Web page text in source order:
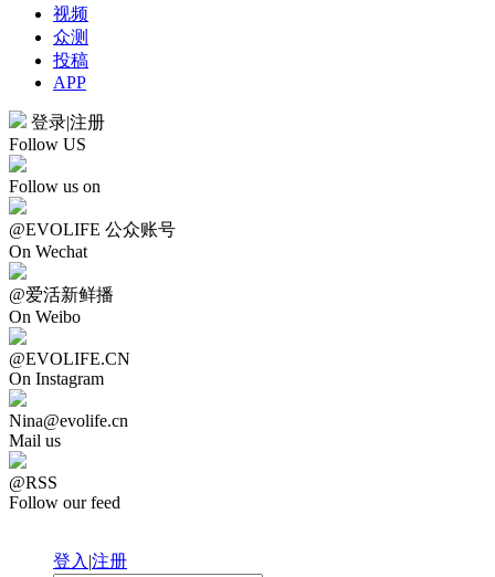
视频
众测
投稿
APP
登录|注册
Follow US
Follow us on
@EVOLIFE 公众账号
On Wechat
@爱活新鲜播
On Weibo
@EVOLIFE.CN
On Instagram
Nina@evolife.cn
Mail us
@RSS
Follow our feed
登入|注册